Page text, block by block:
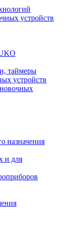
устройств
таймеры
устройств
назначения
и для